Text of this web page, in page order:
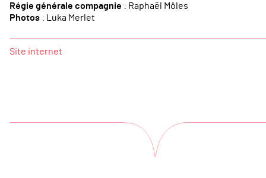
Régie générale compagnie : Raphaël Môles
Photos : Luka Merlet
Site internet